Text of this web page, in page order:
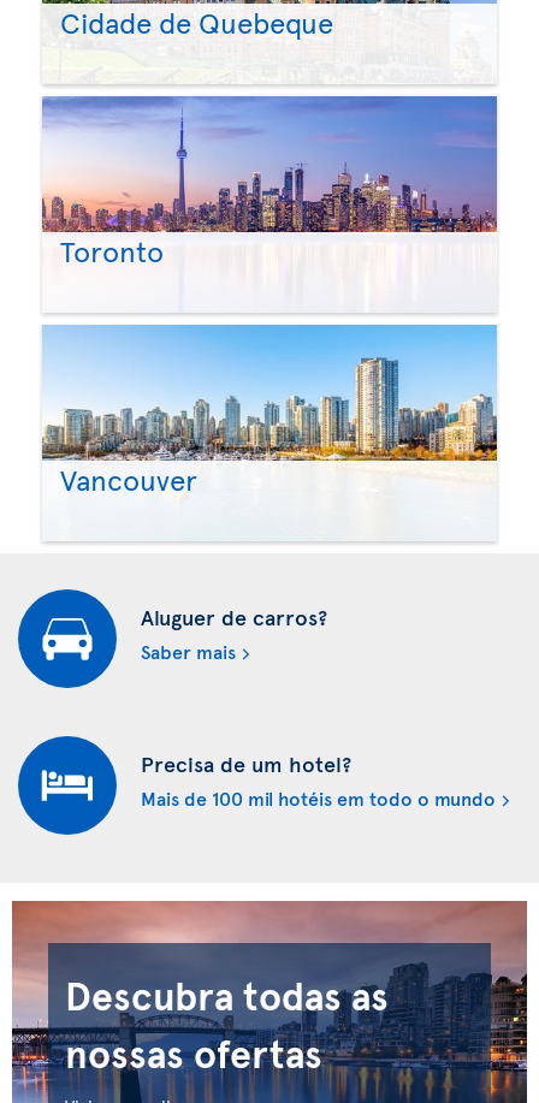
Cidade de Quebeque
Toronto
Vancouver
Aluguer de carros?
Saber mais
Precisa de um hotel?
Mais de 100 mil hotéis em todo o mundo
Descubra todas as
nossas ofertas